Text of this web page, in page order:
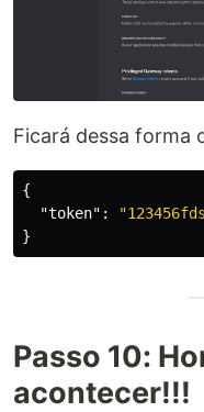
Ficará dessa forma
{
"token" :
}
Passo 10:
acontecer!!!